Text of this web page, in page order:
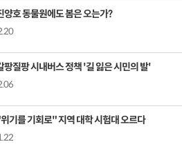
양호 동물원에도 봄은 오는가?
팡질팡 시내버스 정책 '길 잃은 시민의 발'
기를 기회로" 지역 대학 시험대 오르다